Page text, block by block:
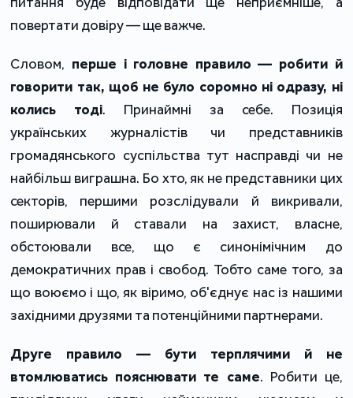
повертати довіру — ще важче.
Словом, перше і головне правило — робити й
говорити так, щоб не було соромно ні одразу, ні
колись тоді. Принаймні за себе. Позиція
українських журналістів чи представників
громадянського суспільства тут насправді чи не
найбільш виграшна. Бо хто, як не представники цих
секторів, першими розслідували й викривали,
поширювали й ставали на захист, власне,
обстоювали все, що є синонімічним до
демократичних прав і свобод. Тобто саме того, за
що воюємо і що, як віримо, об'єднує нас із нашими
західними друзями та потенційними партнерами.
Друге правило — бути терплячими й не
втомлюватись пояснювати те саме. Робити це,